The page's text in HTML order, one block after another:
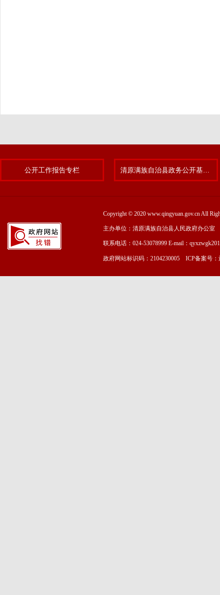
公开工作报告专栏
Copyright © 2020 www.qingyuan.gov.cn All
主办单位：清原满族自治县人民政府办公室
联系电话：024-53078999 E-mail：
政府网站标识码：2104230005 ICP备案号：